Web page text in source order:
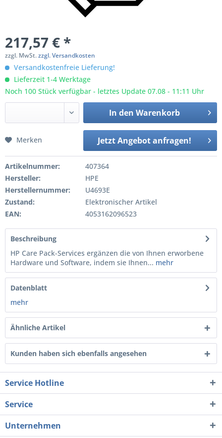
217,57 € *
zzgl. MwSt.zzgl. Versandkosten
Versandkostenfreie Lieferung!
Lieferzeit 1-4 Werktage
Noch 100 Stück verfügbar - letztes Update 07.08 - 11:11 Uhr
In den Warenkorb
Jetzt Angebot anfragen!
Merken
Artikelnummer:
407364
Hersteller:
HPE
Herstellernummer:
U4693E
Zustand:
Elektronischer Artikel
EAN:
4053162096523
Beschreibung
HP Care Pack-Services ergänzen die von Ihnen erworbene
Hardware und Software, indem sie Ihnen... mehr
Datenblatt
mehr
Ähnliche Artikel
Kunden haben sich ebenfalls angesehen
Service Hotline
Service
Unternehmen